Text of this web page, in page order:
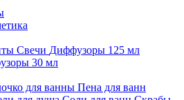
Свечи Диффузоры 125 мл
30 мл
для ванны Пена для ванн